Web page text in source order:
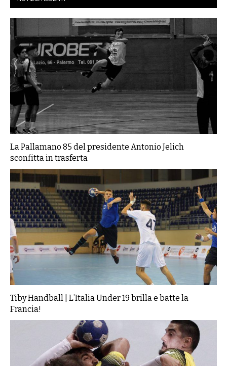
La Pallamano 85 del presidente Antonio Jelich
sconfitta in trasferta
Tiby Handball | L’Italia Under 19 brilla e batte la
Francia!